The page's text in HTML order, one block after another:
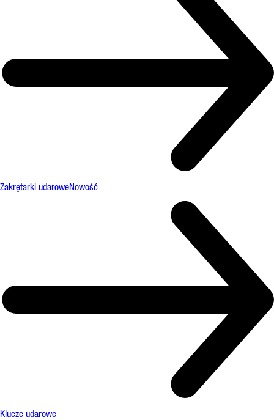
Zakrętarki udaroweNowość
Klucze udarowe